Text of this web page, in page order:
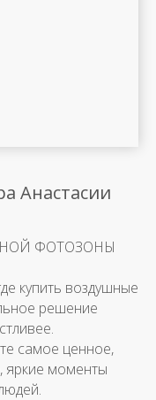
Анастасии
ФОТОЗОНЫ
купить воздушные
решение
самое ценное,
яркие моменты